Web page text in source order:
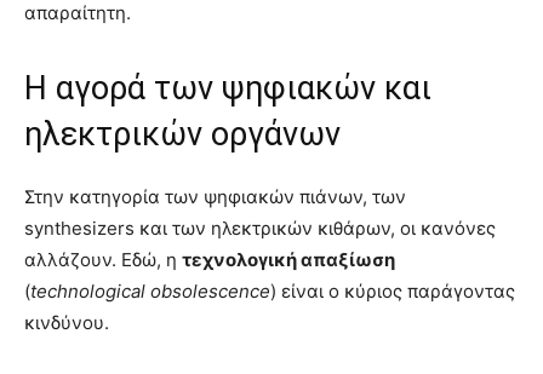
απαραίτητη.
Η αγορά των ψηφιακών και
ηλεκτρικών οργάνων
Στην κατηγορία των ψηφιακών πιάνων, των
synthesizers και των ηλεκτρικών κιθάρων, οι κανόνες
αλλάζουν. Εδώ, η τεχνολογική απαξίωση
(technological obsolescence) είναι ο κύριος παράγοντας
κινδύνου.